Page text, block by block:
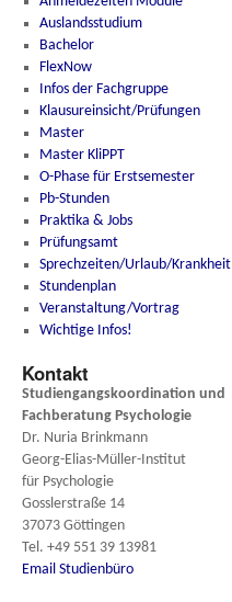
Auslandsstudium
Bachelor
FlexNow
Infos der Fachgruppe
Klausureinsicht/Prüfungen
Master
Master KliPPT
O-Phase für Erstsemester
Pb-Stunden
Praktika & Jobs
Prüfungsamt
Sprechzeiten/Urlaub/Krankheit
Stundenplan
Veranstaltung/Vortrag
Wichtige Infos!
Kontakt
Studiengangskoordination und
Fachberatung Psychologie
Dr. Nuria Brinkmann
Georg-Elias-Müller-Institut
für Psychologie
Gosslerstraße 14
37073 Göttingen
Tel. +49 551 39 13981
Email Studienbüro